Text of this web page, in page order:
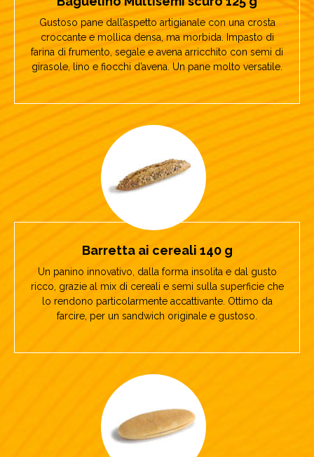
Gustoso pane dall’aspetto artigianale con una crosta
croccante e mollica densa, ma morbida. Impasto di
farina di frumento, segale e avena arricchito con semi di
girasole, lino e fiocchi d’avena. Un pane molto versatile.
Barretta ai cereali 140 g
Un panino innovativo, dalla forma insolita e dal gusto
ricco, grazie al mix di cereali e semi sulla superficie che
lo rendono particolarmente accattivante. Ottimo da
farcire, per un sandwich originale e gustoso.